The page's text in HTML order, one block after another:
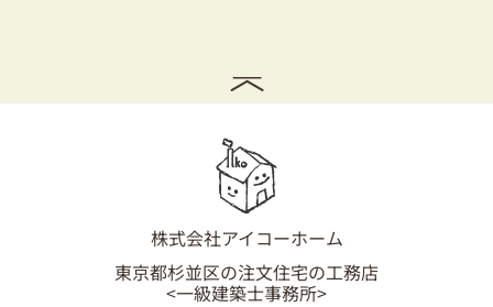
採用情報
03-3334-0334
株式会社アイコーホーム
東京都杉並区の注文住宅の工務店
<一級建築士事務所>